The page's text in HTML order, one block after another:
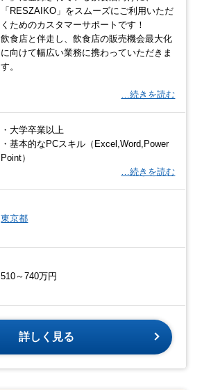
「RESZAIKO」をスムーズにご利用いただ
くためのカスタマーサポートです！
飲食店と伴走し、飲食店の販売機会最大化
に向けて幅広い業務に携わっていただきま
す。
…続きを読む
・大学卒業以上
・基本的なPCスキル（Excel,Word,Power
Point）
…続きを読む
東京都
510～740万円
詳しく見る